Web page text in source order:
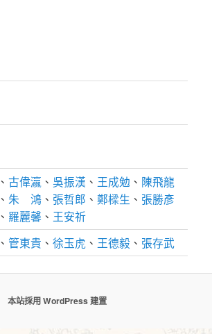
、古偉瀛 、 吳振漢 、 王成勉 、 陳飛龍
、 朱 鴻 、 張哲郎 、鄭樑生 、 張勝彥
、 羅麗馨 、 王安祈
、管東貴 、徐玉虎 、 王德毅 、 張存武
本站採用 WordPress 建置